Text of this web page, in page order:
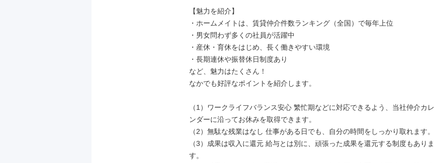
【魅力を紹介】
・ホームメイトは、賃貸仲介件数ランキング（全国）で毎年上位
・男女問わず多くの社員が活躍中
・産休・育休をはじめ、長く働きやすい環境
・長期連休や振替休日制度あり
など、魅力はたくさん！
なかでも好評なポイントを紹介します。
（1）ワークライフバランス安心 繁忙期などに対応できるよう、当社仲介カレ
ンダーに沿ってお休みを取得できます。
（2）無駄な残業はなし 仕事がある日でも、自分の時間をしっかり取れます。
（3）成果は収入に還元 給与とは別に、頑張った成果を還元する制度もありま
す。